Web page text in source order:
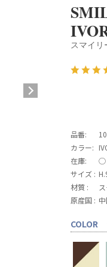
スマイ
品番:
カラー:
在庫:
◯
サイズ :
材質 :
原産国 :
COLOR